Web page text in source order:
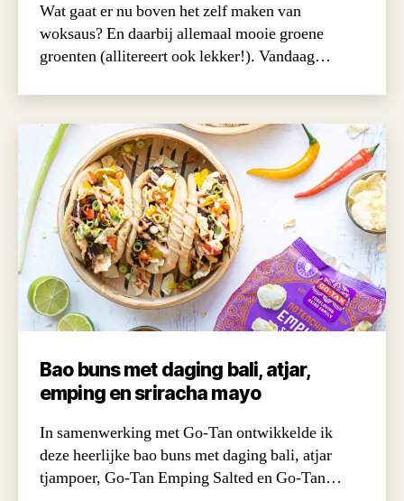
Wat gaat er nu boven het zelf maken van
woksaus? En daarbij allemaal mooie groene
groenten (allitereert ook lekker!). Vandaag…
Bao buns met daging bali, atjar,
emping en sriracha mayo
In samenwerking met Go-Tan ontwikkelde ik
deze heerlijke bao buns met daging bali, atjar
tjampoer, Go-Tan Emping Salted en Go-Tan…